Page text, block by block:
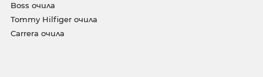
Boss очила
Tommy Hilfiger очила
Carrera очила